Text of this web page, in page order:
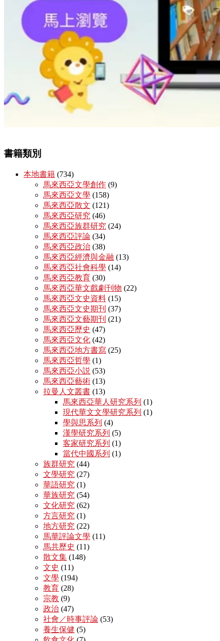
書籍類別
本地書籍 (734)
馬來西亞文學創作 (9)
馬來西亞文學 (158)
馬來西亞散文 (121)
馬來西亞研究 (46)
馬來西亞族群研究 (24)
馬來西亞評論 (34)
馬來西亞政治 (38)
馬來西亞經濟與金融 (13)
馬來西亞社會科學 (14)
馬來西亞教育 (30)
馬來西亞華文戲劇刊物 (22)
馬來西亞文史資料 (15)
馬來西亞文史期刊 (37)
馬來西亞文藝期刊 (21)
馬來西亞歷史 (47)
馬來西亞文化 (42)
馬來西亞地方書寫 (25)
馬來西亞哲學 (1)
馬來西亞小説 (53)
馬來西亞藝術 (13)
拉曼人文叢書 (13)
馬來西亞華人研究系列 (1)
現代華文文學研究系列 (1)
學與思系列 (4)
漢學研究系列 (5)
客家研究系列 (1)
當代中國系列 (1)
族群研究 (44)
文學研究 (27)
華語研究 (1)
華族研究 (54)
文化研究 (62)
方言研究 (1)
地方研究 (22)
馬華評論文學 (11)
馬共歷史 (11)
散文集 (148)
文史 (11)
文學 (194)
教育 (28)
宗教 (9)
政治 (47)
社會／時事評論 (53)
養生保健 (5)